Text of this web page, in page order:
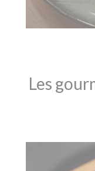
Les